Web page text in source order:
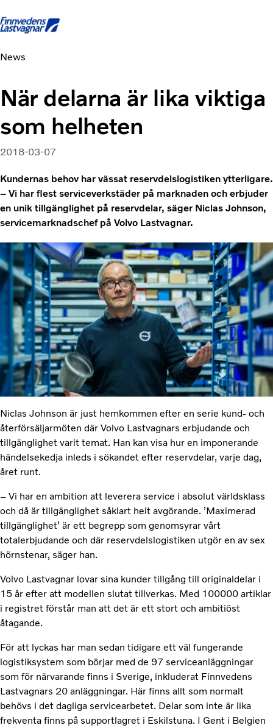
Startsida
Lastbilar
Begagnade lastbilar
Nyheter och Artiklar
Karriär
Finansiering
News
När delarna är lika viktiga
som helheten
2018-03-07
Kundernas behov har vässat reservdelslogistiken ytterligare.
– Vi har flest serviceverkstäder på marknaden och erbjuder
en unik tillgänglighet på reservdelar, säger Niclas Johnson,
servicemarknadschef på Volvo Lastvagnar.
Niclas Johnson är just hemkommen efter en serie kund- och
återförsäljarmöten där Volvo Lastvagnars erbjudande och
tillgänglighet varit temat. Han kan visa hur en imponerande
händelsekedja inleds i sökandet efter reservdelar, varje dag,
året runt.
– Vi har en ambition att leverera service i absolut världsklass
och då är tillgänglighet såklart helt avgörande. ’Maximerad
tillgänglighet’ är ett begrepp som genomsyrar vårt
totalerbjudande och där reservdelslogistiken utgör en av sex
hörnstenar, säger han.
Volvo Lastvagnar lovar sina kunder tillgång till originaldelar i
15 år efter att modellen slutat tillverkas. Med 100000 artiklar
i registret förstår man att det är ett stort och ambitiöst
åtagande.
För att lyckas har man sedan tidigare ett väl fungerande
logistiksystem som börjar med de 97 serviceanläggningar
som för närvarande finns i Sverige, inkluderat Finnvedens
Lastvagnars 20 anläggningar. Här finns allt som normalt
behövs i det dagliga servicearbetet. Delar som inte är lika
frekventa finns på supportlagret i Eskilstuna. I Gent i Belgien